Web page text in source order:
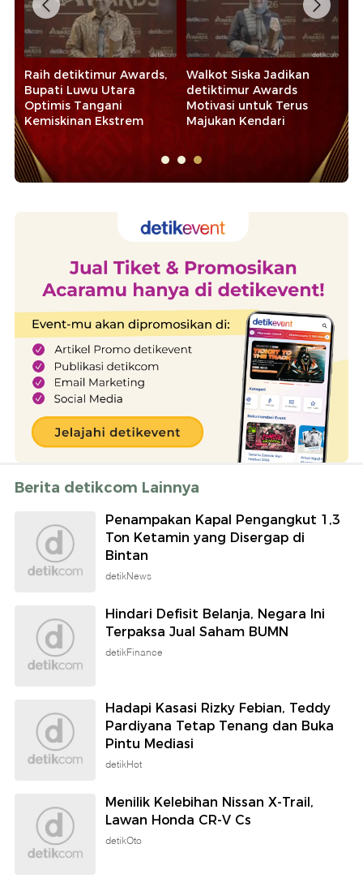
Raih detiktimur Awards,
Bupati Luwu Utara
Optimis Tangani
Kemiskinan Ekstrem
Walkot Siska Jadikan
detiktimur Awards
Motivasi untuk Terus
Majukan Kendari
Berita detikcom Lainnya
Penampakan Kapal Pengangkut 1,3
Ton Ketamin yang Disergap di
Bintan
detikNews
Hindari Defisit Belanja, Negara Ini
Terpaksa Jual Saham BUMN
detikFinance
Hadapi Kasasi Rizky Febian, Teddy
Pardiyana Tetap Tenang dan Buka
Pintu Mediasi
detikHot
Menilik Kelebihan Nissan X-Trail,
Lawan Honda CR-V Cs
detikOto